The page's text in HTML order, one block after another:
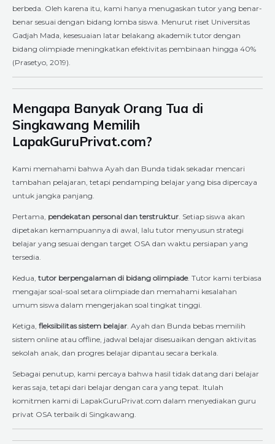
berbeda. Oleh karena itu, kami hanya menugaskan tutor yang benar-
benar sesuai dengan bidang lomba siswa. Menurut riset Universitas
Gadjah Mada, kesesuaian latar belakang akademik tutor dengan
bidang olimpiade meningkatkan efektivitas pembinaan hingga 40%
(Prasetyo, 2019).
Mengapa Banyak Orang Tua di
Singkawang Memilih
LapakGuruPrivat.com?
Kami memahami bahwa Ayah dan Bunda tidak sekadar mencari
tambahan pelajaran, tetapi pendamping belajar yang bisa dipercaya
untuk jangka panjang.
Pertama, pendekatan personal dan terstruktur . Setiap siswa akan
dipetakan kemampuannya di awal, lalu tutor menyusun strategi
belajar yang sesuai dengan target OSA dan waktu persiapan yang
tersedia.
Kedua, tutor berpengalaman di bidang olimpiade. Tutor kami terbiasa
mengajar soal-soal setara olimpiade dan memahami kesalahan
umum siswa dalam mengerjakan soal tingkat tinggi.
Ketiga, fleksibilitas sistem belajar . Ayah dan Bunda bebas memilih
sistem online atau offline, jadwal belajar disesuaikan dengan aktivitas
sekolah anak, dan progres belajar dipantau secara berkala.
Sebagai penutup, kami percaya bahwa hasil tidak datang dari belajar
keras saja, tetapi dari belajar dengan cara yang tepat. Itulah
komitmen kami di LapakGuruPrivat.com dalam menyediakan guru
privat OSA terbaik di Singkawang.